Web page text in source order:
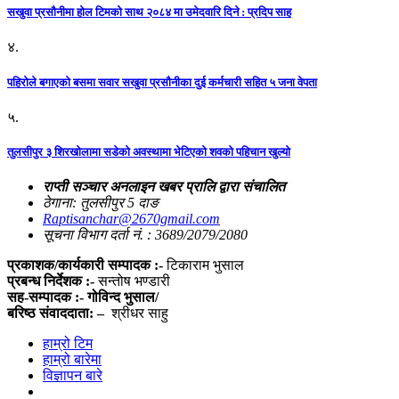
सखुवा प्रसौनीमा होल टिमको साथ २०८४ मा उमेदवारि दिने : प्रदिप साह
४.
पहिराेले बगाएकाे बसमा सवार सखुवा प्रसाैनीका दुई कर्मचारी सहित ५ जना वेपता
५.
तुलसीपुर ३ शिरखोलामा सडेको अवस्थामा भेटिएको शवको पहिचान खुल्यो
राप्ती सञ्चार अनलाइन खबर प्रालि द्वारा संचालित
ठेगाना: तुलसीपुर 5 दाङ
Raptisanchar@2670gmail.com
सूचना विभाग दर्ता नं. : 3689/2079/2080
प्रकाशक/कार्यकारी सम्पादक :-टिकाराम भुसाल
प्रबन्ध निर्देशक :-सन्तोष भण्डारी
सह-सम्पादक :- गोविन्द भुसाल/
बरिष्ठ संवाददाता: – श्रीधर साहु
हाम्रो टिम
हाम्रो बारेमा
विज्ञापन बारे